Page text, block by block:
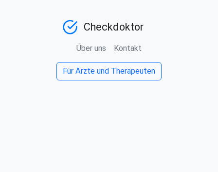
Checkdoktor
Über uns Kontakt
Für Ärzte und Therapeuten